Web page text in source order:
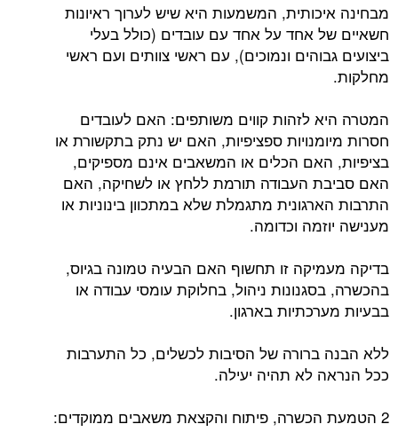
מבחינה איכותית, המשמעות היא שיש לערוך ראיונות
חשאיים של אחד על אחד עם עובדים (כולל בעלי
ביצועים גבוהים ונמוכים), עם ראשי צוותים ועם ראשי
מחלקות.
המטרה היא לזהות קווים משותפים: האם לעובדים
חסרות מיומנויות ספציפיות, האם יש נתק בתקשורת או
בציפיות, האם הכלים או המשאבים אינם מספיקים,
האם סביבת העבודה תורמת ללחץ או לשחיקה, האם
התרבות הארגונית מתגמלת שלא במתכוון בינוניות או
מענישה יוזמה וכדומה.
בדיקה מעמיקה זו תחשוף האם הבעיה טמונה בגיוס,
בהכשרה, בסגנונות ניהול, בחלוקת עומסי עבודה או
בבעיות מערכתיות בארגון.
ללא הבנה ברורה של הסיבות לכשלים, כל התערבות
ככל הנראה לא תהיה יעילה.
2 הטמעת הכשרה, פיתוח והקצאת משאבים ממוקדים: